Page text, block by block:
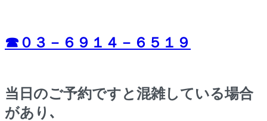
☎０３－６９１４－６５１９
当日のご予約ですと混雑している場合
があり､